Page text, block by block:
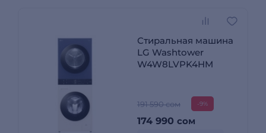
Стиральная машина
LG Washtower
W4W8LVPK4HM
191 590 сом -9%
174 990 сом